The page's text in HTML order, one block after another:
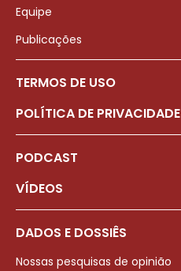
Equipe
Publicações
TERMOS DE USO
POLÍTICA DE PRIVACIDADE
PODCAST
VÍDEOS
DADOS E DOSSIÊS
Nossas pesquisas de opinião